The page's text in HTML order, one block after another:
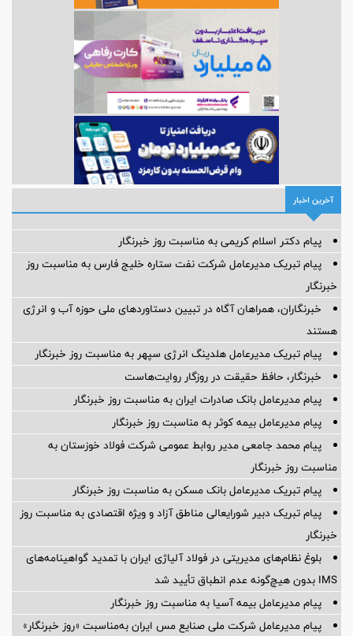
آخرین اخبار
پیام دکتر اسلام کریمی به مناسبت روز خبرنگار
پیام تبریک مدیرعامل شرکت نفت ستاره خلیج فارس به مناسبت روز
خبرنگار
خبرنگاران، همراهان آگاه در تبیین دستاوردهای ملی حوزه آب و انرژی
هستند
پیام تبریک مدیرعامل هلدینگ انرژی سپهر به مناسبت روز خبرنگار
خبرنگار، حافظ حقیقت در روزگار روایت‌هاست
پیام مدیرعامل بانک صادرات ایران به مناسبت روز خبرنگار
پیام مدیرعامل بیمه کوثر به مناسبت روز خبرنگار
پیام محمد جامعی مدیر روابط عمومی شرکت فولاد خوزستان به
مناسبت روز خبرنگار
پیام تبریک مدیرعامل بانک مسکن به مناسبت روز خبرنگار
پیام تبریک دبیر شورایعالی مناطق آزاد و ویژه اقتصادی به مناسبت روز
خبرنگار
بلوغ نظام‌های مدیریتی در فولاد آلیاژی ایران با تمدید گواهینامه‌های
IMS بدون هیچ‌گونه عدم انطباق تأیید شد
پیام مدیرعامل بیمه آسیا به مناسبت روز خبرنگار
پیام مدیرعامل شرکت ملی صنایع مس ایران به‌مناسبت «روز خبرنگار»